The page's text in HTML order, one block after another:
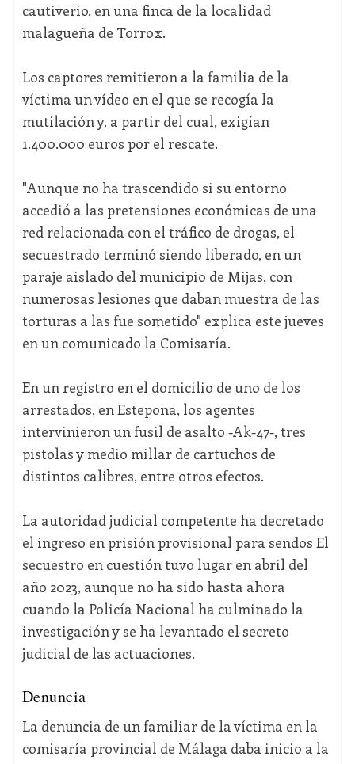
cautiverio, en una finca de la localidad
malagueña de Torrox.
Los captores remitieron a la familia de la
víctima un vídeo en el que se recogía la
mutilación y, a partir del cual, exigían
1.400.000 euros por el rescate.
"Aunque no ha trascendido si su entorno
accedió a las pretensiones económicas de una
red relacionada con el tráfico de drogas, el
secuestrado terminó siendo liberado, en un
paraje aislado del municipio de Mijas, con
numerosas lesiones que daban muestra de las
torturas a las fue sometido" explica este jueves
en un comunicado la Comisaría.
En un registro en el domicilio de uno de los
arrestados, en Estepona, los agentes
intervinieron un fusil de asalto -Ak-47-, tres
pistolas y medio millar de cartuchos de
distintos calibres, entre otros efectos.
La autoridad judicial competente ha decretado
el ingreso en prisión provisional para sendos El
secuestro en cuestión tuvo lugar en abril del
año 2023, aunque no ha sido hasta ahora
cuando la Policía Nacional ha culminado la
investigación y se ha levantado el secreto
judicial de las actuaciones.
Denuncia
La denuncia de un familiar de la víctima en la
comisaría provincial de Málaga daba inicio a la